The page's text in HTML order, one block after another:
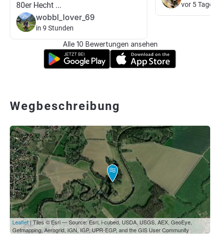
80er Hecht ...
wobbl_lover_69
in 9 Stunden
vor 5 Tagen
Alle 10 Bewertungen ansehen
Wegbeschreibung
Leaflet | Tiles © Esri — Source: Esri, i-cubed, USDA, USGS, AEX, GeoEye,
Getmapping, Aerogrid, IGN, IGP, UPR-EGP, and the GIS User Community